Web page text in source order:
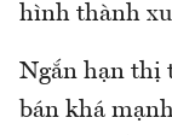
hình thành
Ngắn hạn thị
bán khá